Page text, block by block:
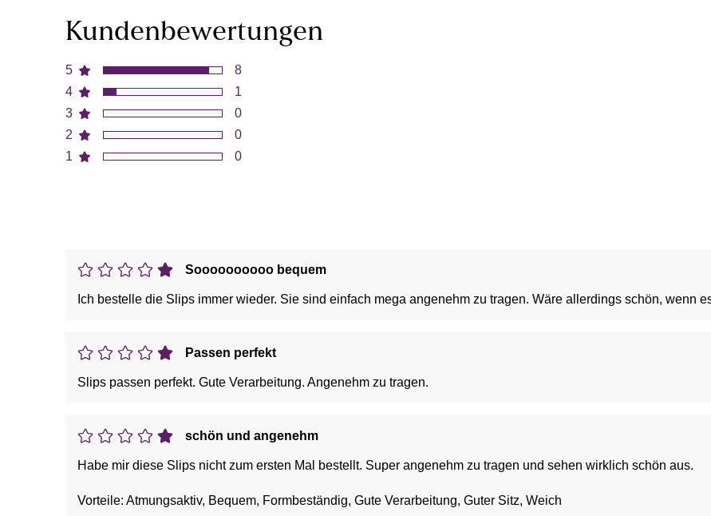
Kundenbewertungen
5
4
3
2
1
8
1
0
0
0
Soooooooooo bequem
Ich bestelle die Slips immer wieder. Sie sind einfach mega angenehm zu tragen. Wäre allerdings schön, wenn
Passen perfekt
Slips passen perfekt. Gute Verarbeitung. Angenehm zu tragen.
schön und angenehm
Habe mir diese Slips nicht zum ersten Mal bestellt. Super angenehm zu tragen und sehen wirklich schön aus.
Vorteile: Atmungsaktiv, Bequem, Formbeständig, Gute Verarbeitung, Guter Sitz, Weich